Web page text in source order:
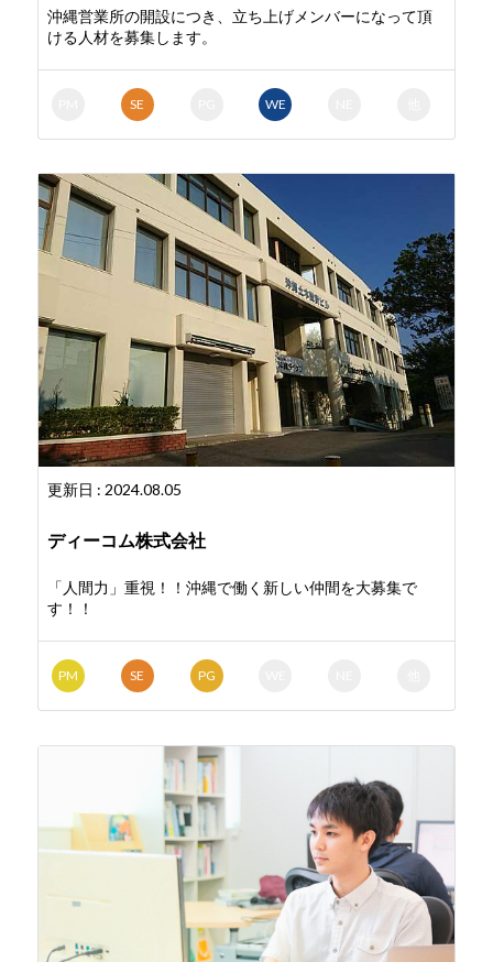
沖縄営業所の開設につき、立ち上げメンバーになって頂
ける人材を募集します。
SE WE
更新日 : 2024.08.05
ディーコム株式会社
「人間力」重視！！沖縄で働く新しい仲間を大募集で
す！！
PM SE PG